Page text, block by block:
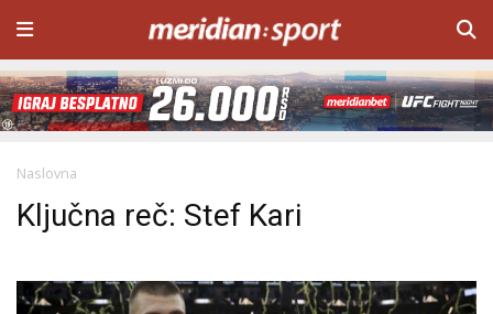
Naslovna
Ključna reč: Stef Kari